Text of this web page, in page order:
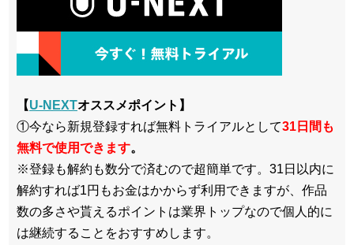
【U-NEXTオススメポイント】
①今なら新規登録すれば無料トライアルとして31日間も
無料で使用できます。
※登録も解約も数分で済むので超簡単です。31日以内に
解約すれば1円もお金はかからず利用できますが、作品
数の多さや貰えるポイントは業界トップなので個人的に
は継続することをおすすめします。